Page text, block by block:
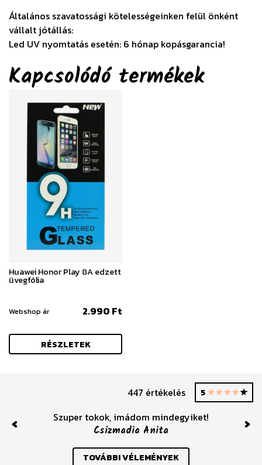
Általános szavatossági kötelességeinken felül önként
vállalt jótállás:
Led UV nyomtatás esetén: 6 hónap kopásgarancia!
Kapcsolódó termékek
Huawei Honor Play 8A edzett
üvegfólia
Webshop ár 2.990 Ft
RÉSZLETEK
447 értékelés 5
Szuper tokok, imádom mindegyiket!
Csizmadia Anita
Previous
TOVÁBBI VÉLEMÉNYEK